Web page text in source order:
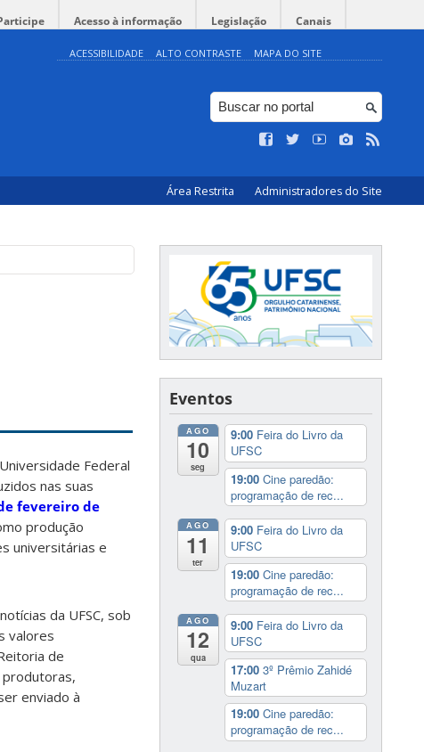
Acesso à informação Legislação Canais
ACESSIBILIDADE ALTO CONTRASTE MAPA DO SITE
Área Restrita Administradores do Site
Federal
nas suas
fevereiro de
produção
universitárias e
da UFSC, sob
valores
de
produtoras,
enviado à
Eventos
AGO
10
seg
9:00 Feira do Livro da
UFSC
19:00 Cine paredão:
programação de rec...
AGO
11
ter
9:00 Feira do Livro da
UFSC
19:00 Cine paredão:
programação de rec...
AGO
12
qua
9:00 Feira do Livro da
UFSC
17:00 3º Prêmio Zahidé
Muzart
19:00 Cine paredão:
programação de rec...